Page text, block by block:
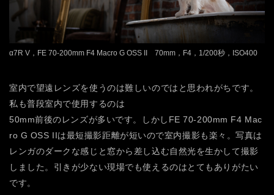
α7R V，FE 70-200mm F4 Macro G OSS II 70mm，F4，1/200秒，ISO400
室内で望遠レンズを使うのは難しいのではと思われがちです。
私も普段室内で使用するのは
50mm前後のレンズが多いです。しかしFE 70-200mm F4 Mac
ro G OSS IIは最短撮影距離が短いので室内撮影も楽々。写真は
レンガのダークな感じと窓から差し込む自然光を生かして撮影
しました。引きが少ない現場でも使えるのはとてもありがたい
です。